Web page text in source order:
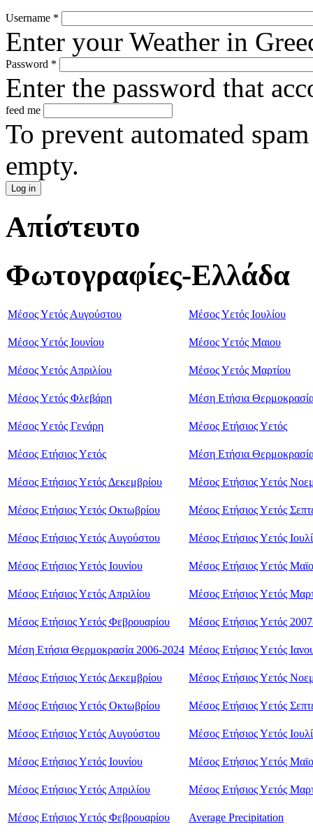
Username *
Enter your Weather in
Password *
Enter the password that
feed me
To prevent automated
empty.
Απίστευτο
Φωτογραφίες-Ελλάδα
Μέσος Υετός Αυγούστου Μέσος Υετός Ιουλίου
Μέσος Υετός Ιουνίου Μέσος Υετός Μαιου
Μέσος Υετός Απριλίου Μέσος Υετός Μαρτίου
Μέσος Υετός Φλεβάρη Μέση Ετήσια
Μέσος Υετός Γενάρη Μέσος Ετήσιος Υετός
Μέσος Ετήσιος Υετός Μέση Ετήσια
Μέσος Ετήσιος Υετός Δεκεμβρίου Μέσος Ετήσιος Υετός
Μέσος Ετήσιος Υετός Οκτωβρίου Μέσος Ετήσιος Υετός
Μέσος Ετήσιος Υετός Αυγούστου Μέσος Ετήσιος Υετός
Μέσος Ετήσιος Υετός Ιουνίου Μέσος Ετήσιος Υετός
Μέσος Ετήσιος Υετός Απριλίου Μέσος Ετήσιος Υετός
Μέσος Ετήσιος Υετός Φεβρουαρίου Μέσος Ετήσιος Υετός
Μέση Ετήσια Θερμοκρασία 2006-2024 Μέσος Ετήσιος Υετός
Μέσος Ετήσιος Υετός Δεκεμβρίου Μέσος Ετήσιος Υετός
Μέσος Ετήσιος Υετός Οκτωβρίου Μέσος Ετήσιος Υετός
Μέσος Ετήσιος Υετός Αυγούστου Μέσος Ετήσιος Υετός
Μέσος Ετήσιος Υετός Ιουνίου Μέσος Ετήσιος Υετός
Μέσος Ετήσιος Υετός Απριλίου Μέσος Ετήσιος Υετός
Μέσος Ετήσιος Υετός Φεβρουαρίου Average Precipitation